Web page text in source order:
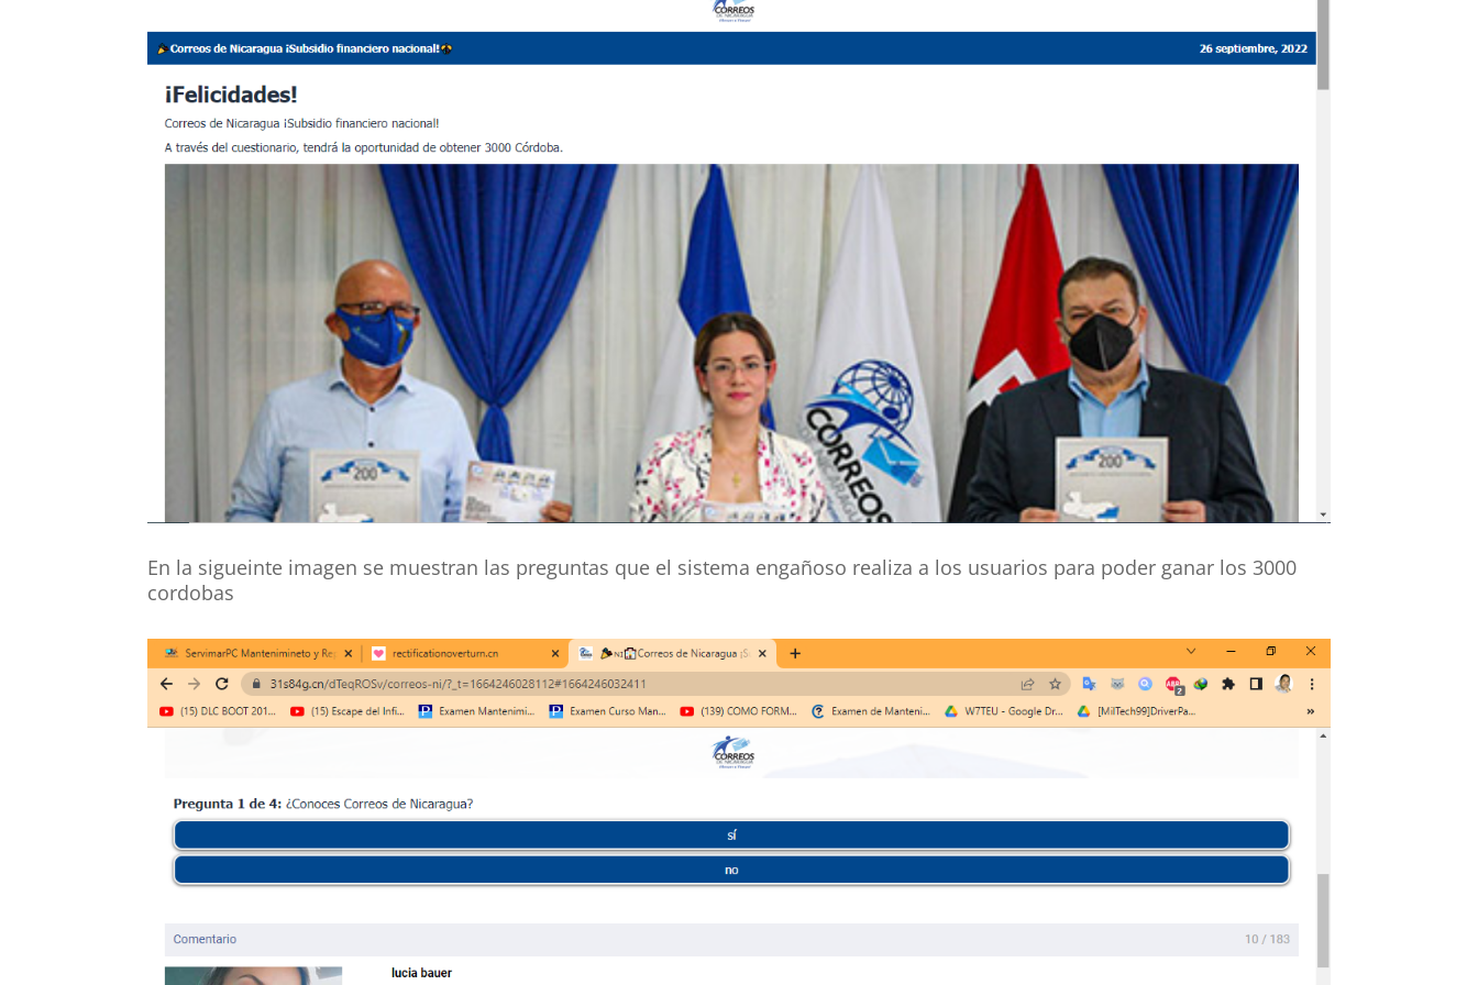
En la sigueinte imagen se muestran las preguntas que el sistema engañoso realiza a los usuarios para poder ganar los 3000
cordobas